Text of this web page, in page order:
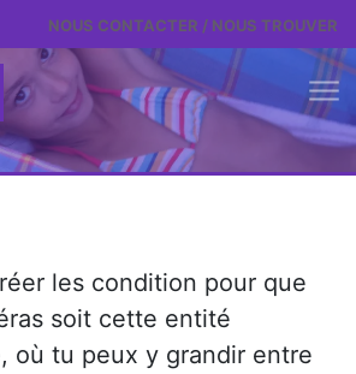
NOUS CONTACTER / NOUS TROUVER
les condition pour que
soit cette entité
où tu peux y grandir entre